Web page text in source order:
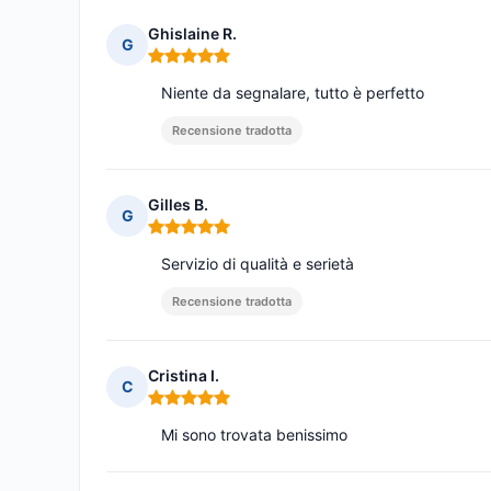
G
Ghislaine R.
Nota: 5 su 5
Niente da segnalare, tutto è perfetto
Recensione tradotta
G
Gilles B.
Nota: 5 su 5
Servizio di qualità e serietà
Recensione tradotta
C
Cristina I.
Nota: 5 su 5
Mi sono trovata benissimo